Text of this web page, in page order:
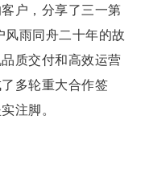
户，分享了三一第
雨同舟二十年的故
质交付和高效运营
多轮重大合作签
注脚。